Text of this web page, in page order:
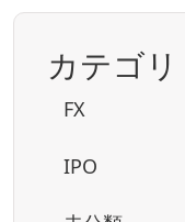
カテゴリ
FX
IPO